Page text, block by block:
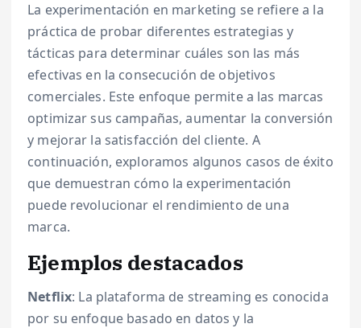
La experimentación en marketing se refiere a la
práctica de probar diferentes estrategias y
tácticas para determinar cuáles son las más
efectivas en la consecución de objetivos
comerciales. Este enfoque permite a las marcas
optimizar sus campañas, aumentar la conversión
y mejorar la satisfacción del cliente. A
continuación, exploramos algunos casos de éxito
que demuestran cómo la experimentación
puede revolucionar el rendimiento de una
marca.
Ejemplos destacados
Netflix: La plataforma de streaming es conocida
por su enfoque basado en datos y la